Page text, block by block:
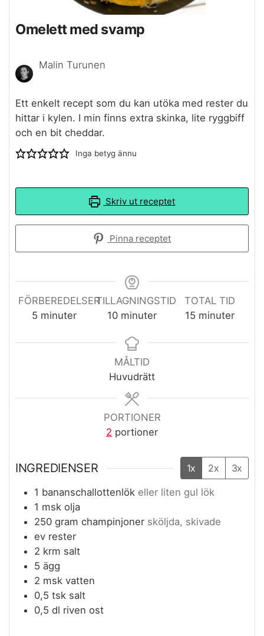
Omelett med svamp
Malin Turunen
Ett enkelt recept som du kan utöka med rester du
hittar i kylen. I min finns extra skinka, lite ryggbiff
och en bit cheddar.
Inga betyg ännu
Skriv ut receptet
Pinna receptet
FÖRBEREDELSER
5 minuter
minuter
TILLAGNINGSTID
10minuter
minuter
TOTAL TID
15 minuter
minuter
MÅLTID
Huvudrätt
PORTIONER
2 portioner
INGREDIENSER 1x 2x 3x
1 bananschallottenlök eller liten gul lök
1 msk olja
250 gram champinjoner sköljda, skivade
ev rester
2 krm salt
5 ägg
2 msk vatten
0,5 tsk salt
0,5 dl riven ost